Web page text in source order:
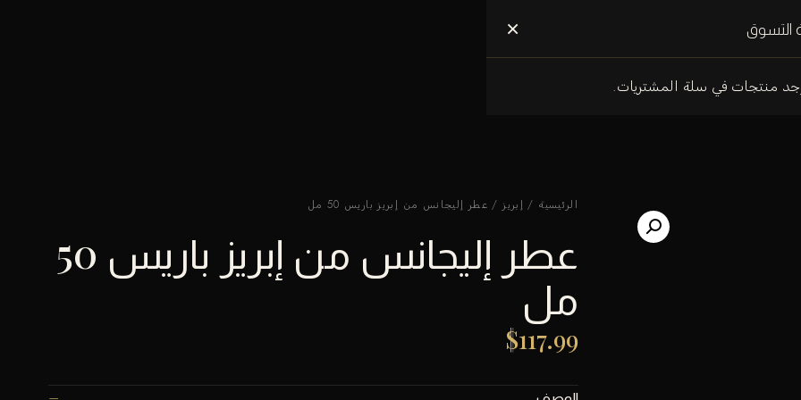
التسوق ×
منتجات في سلة المشتريات.
الرئيسية / إبريز / عطر إليجانس من إبريز باريس 50 مل
عطر إليجانس من إبريز باريس 50
مل
$117.99